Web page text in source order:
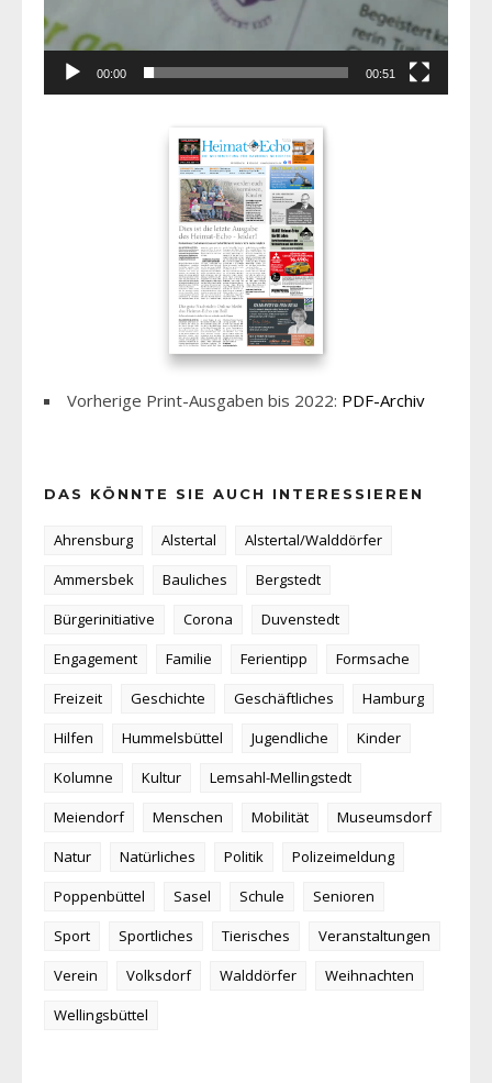
00:00 00:51
Vorherige Print-Ausgaben bis 2022: PDF-Archiv
DAS KÖNNTE SIE AUCH INTERESSIEREN
Ahrensburg Alstertal
Alstertal/Walddörfer
Ammersbek
Bauliches
Bergstedt
Bürgerinitiative
Corona
Duvenstedt
Engagement
Familie Ferientipp
Formsache
Freizeit
Geschichte Geschäftliches
Hamburg
Hilfen
Hummelsbüttel Jugendliche
Kinder
Kolumne
Kultur
Lemsahl-Mellingstedt
Meiendorf
Menschen Mobilität
Museumsdorf
Natur
Natürliches Politik
Polizeimeldung
Poppenbüttel
Sasel Schule
Senioren
Sport
Sportliches Tierisches
Veranstaltungen
Verein
Volksdorf Walddörfer
Weihnachten
Wellingsbüttel